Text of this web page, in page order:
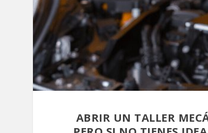
ABRIR UN TALLER